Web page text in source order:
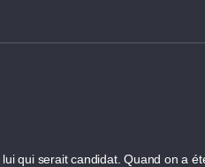
qui serait candidat. Quand on a